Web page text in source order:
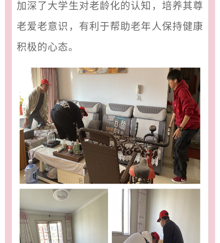
加深了大学生对老龄化的认知，培养其尊
老爱老意识，有利于帮助老年人保持健康
积极的心态。